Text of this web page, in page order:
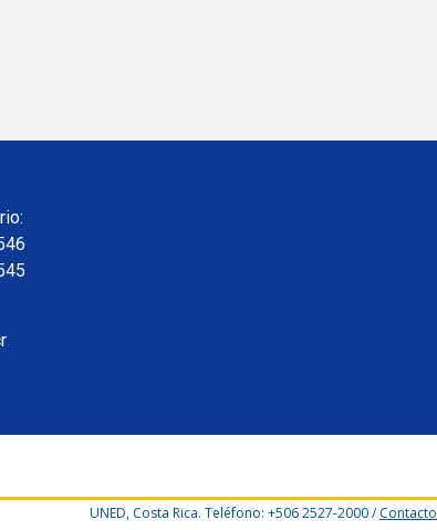
UNED, Costa Rica. Teléfono: +506 2527-2000 /Contacto